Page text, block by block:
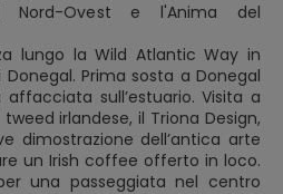
Nord-Ovest e l'Anima del
lungo la Wild Atlantic Way in
Prima sosta a Donegal
sull’estuario. Visita a
irlandese, il Triona Design,
dimostrazione dell’antica arte
un Irish coffee offerto in loco.
una passeggiata nel centro